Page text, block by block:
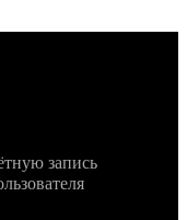
запись